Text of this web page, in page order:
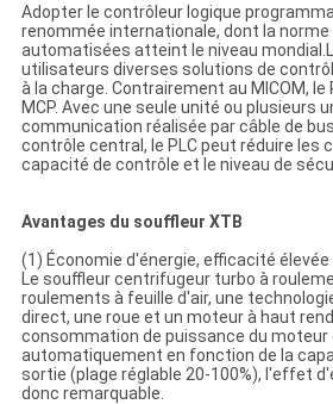
Adopter le contrôleur logique
renommée internationale, dont la
automatisées atteint le niveau
utilisateurs diverses solutions de
à la charge. Contrairement au MICOM, le
MCP. Avec une seule unité ou plusieurs
communication réalisée par câble de
contrôle central, le PLC peut réduire les
capacité de contrôle et le niveau de
Avantages du souffleur XTB
(1) Économie d'énergie, efficacité élevée
Le souffleur centrifugeur turbo à
roulements à feuille d'air, une
direct, une roue et un moteur à haut
consommation de puissance du moteur
automatiquement en fonction de la
sortie (plage réglable 20-100%), l'effet
donc remarquable.